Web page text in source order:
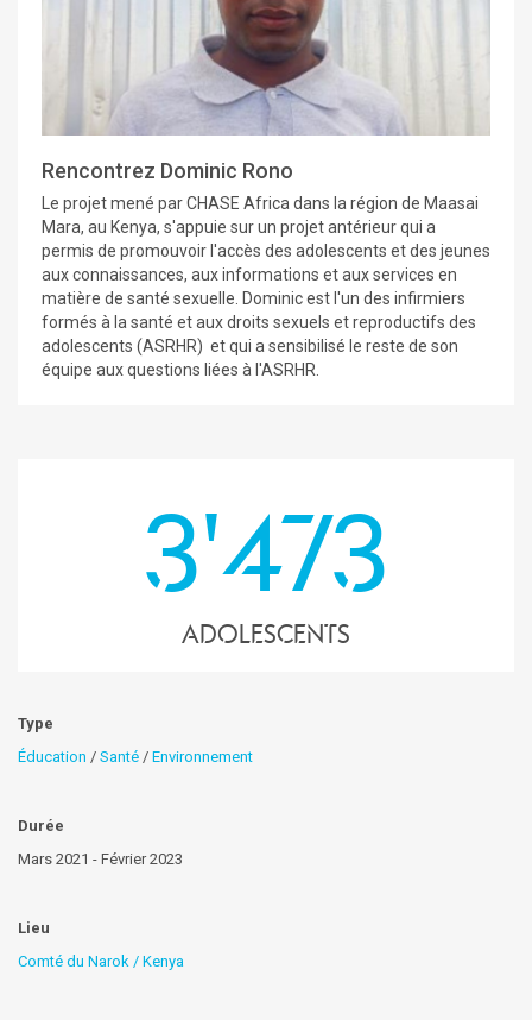
Rencontrez Dominic Rono
Le projet mené par CHASE Africa dans la région de Maasai
Mara, au Kenya, s'appuie sur un projet antérieur qui a
permis de promouvoir l'accès des adolescents et des jeunes
aux connaissances, aux informations et aux services en
matière de santé sexuelle. Dominic est l'un des infirmiers
formés à la santé et aux droits sexuels et reproductifs des
adolescents (ASRHR) et qui a sensibilisé le reste de son
équipe aux questions liées à l'ASRHR.
3'473
Adolescents
Type
Éducation / Santé / Environnement
Durée
Mars 2021 - Février 2023
Lieu
Comté du Narok / Kenya